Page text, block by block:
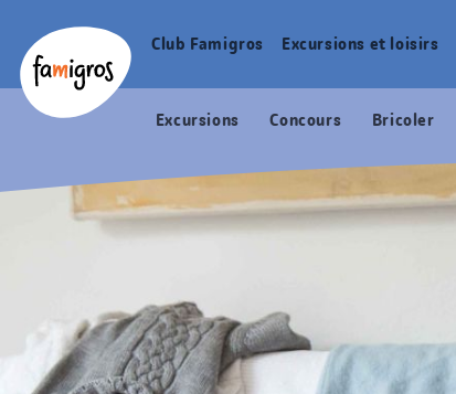
navigation
Logo
Navigation
Club Famigros Excursions et loisirs
Excursions Concours Bricoler